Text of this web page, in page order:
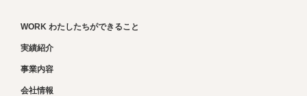
WORK わたしたちができること
実績紹介
事業内容
会社情報